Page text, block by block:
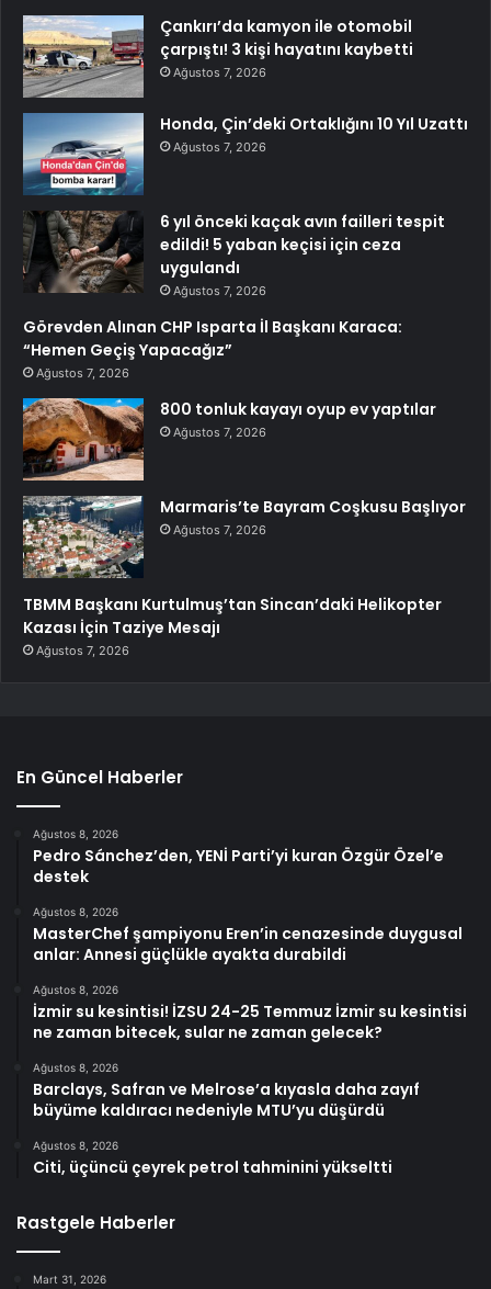
Çankırı’da kamyon ile otomobil
çarpıştı! 3 kişi hayatını kaybetti
Ağustos 7, 2026
Honda, Çin’deki Ortaklığını 10 Yıl Uzattı
Ağustos 7, 2026
6 yıl önceki kaçak avın failleri tespit
edildi! 5 yaban keçisi için ceza
uygulandı
Ağustos 7, 2026
Görevden Alınan CHP Isparta İl Başkanı Karaca:
“Hemen Geçiş Yapacağız”
Ağustos 7, 2026
800 tonluk kayayı oyup ev yaptılar
Ağustos 7, 2026
Marmaris’te Bayram Coşkusu Başlıyor
Ağustos 7, 2026
TBMM Başkanı Kurtulmuş’tan Sincan’daki Helikopter
Kazası İçin Taziye Mesajı
Ağustos 7, 2026
En Güncel Haberler
Ağustos 8, 2026
Pedro Sánchez’den, YENİ Parti’yi kuran Özgür Özel’e
destek
Ağustos 8, 2026
MasterChef şampiyonu Eren’in cenazesinde duygusal
anlar: Annesi güçlükle ayakta durabildi
Ağustos 8, 2026
İzmir su kesintisi! İZSU 24-25 Temmuz İzmir su kesintisi
ne zaman bitecek, sular ne zaman gelecek?
Ağustos 8, 2026
Barclays, Safran ve Melrose’a kıyasla daha zayıf
büyüme kaldıracı nedeniyle MTU’yu düşürdü
Ağustos 8, 2026
Citi, üçüncü çeyrek petrol tahminini yükseltti
Rastgele Haberler
Mart 31, 2026